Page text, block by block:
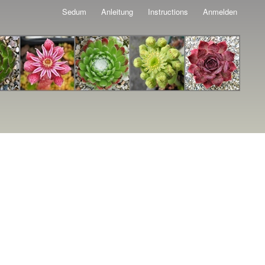
Sedum Anleitung Instructions Anmelden